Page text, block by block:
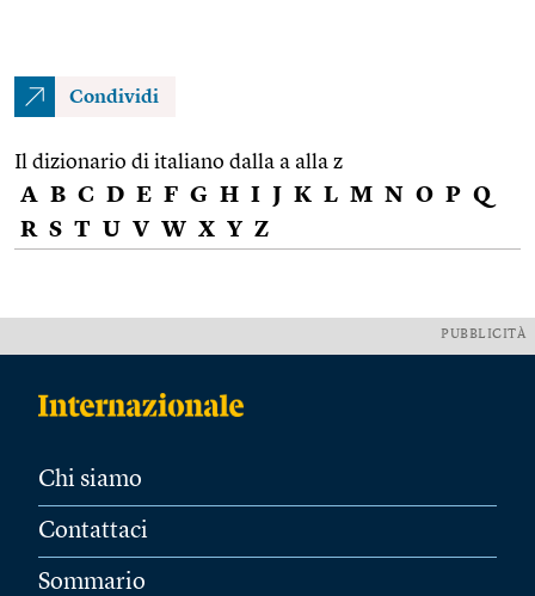
Condividi
Il dizionario di italiano dalla a alla z
A B C D E F G H I J K L M N O P Q
R S T U V W X Y Z
PUBBLICITÀ
Chi siamo
Contattaci
Sommario